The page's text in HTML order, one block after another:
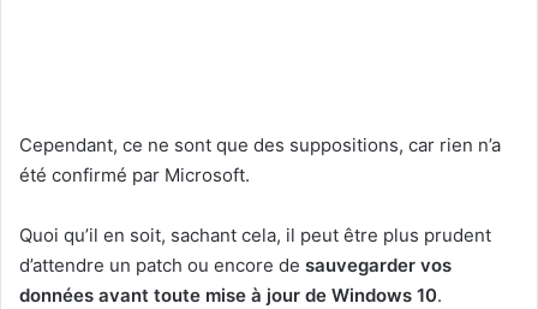
Cependant, ce ne sont que des suppositions, car rien n’a
été confirmé par Microsoft.
Quoi qu’il en soit, sachant cela, il peut être plus prudent
d’attendre un patch ou encore de sauvegarder vos
données avant toute mise à jour de Windows 10.